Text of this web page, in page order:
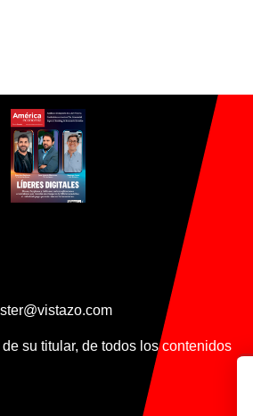
su titular, de todos los contenidos